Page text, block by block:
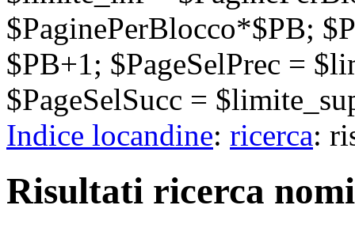
$PaginePerBlocco*$PB;
$PB+1; $PageSelPrec =
$PageSelSucc =
Indice locandine: ricerca:
Risultati ricerca nomi